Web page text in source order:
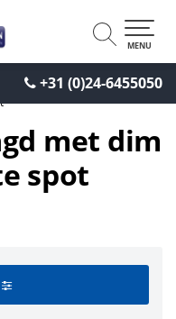
+31 (0)24-6455050
MENU
met dim
spot